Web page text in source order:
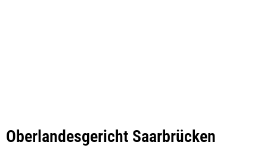
Oberlandesgericht Saarbrücken